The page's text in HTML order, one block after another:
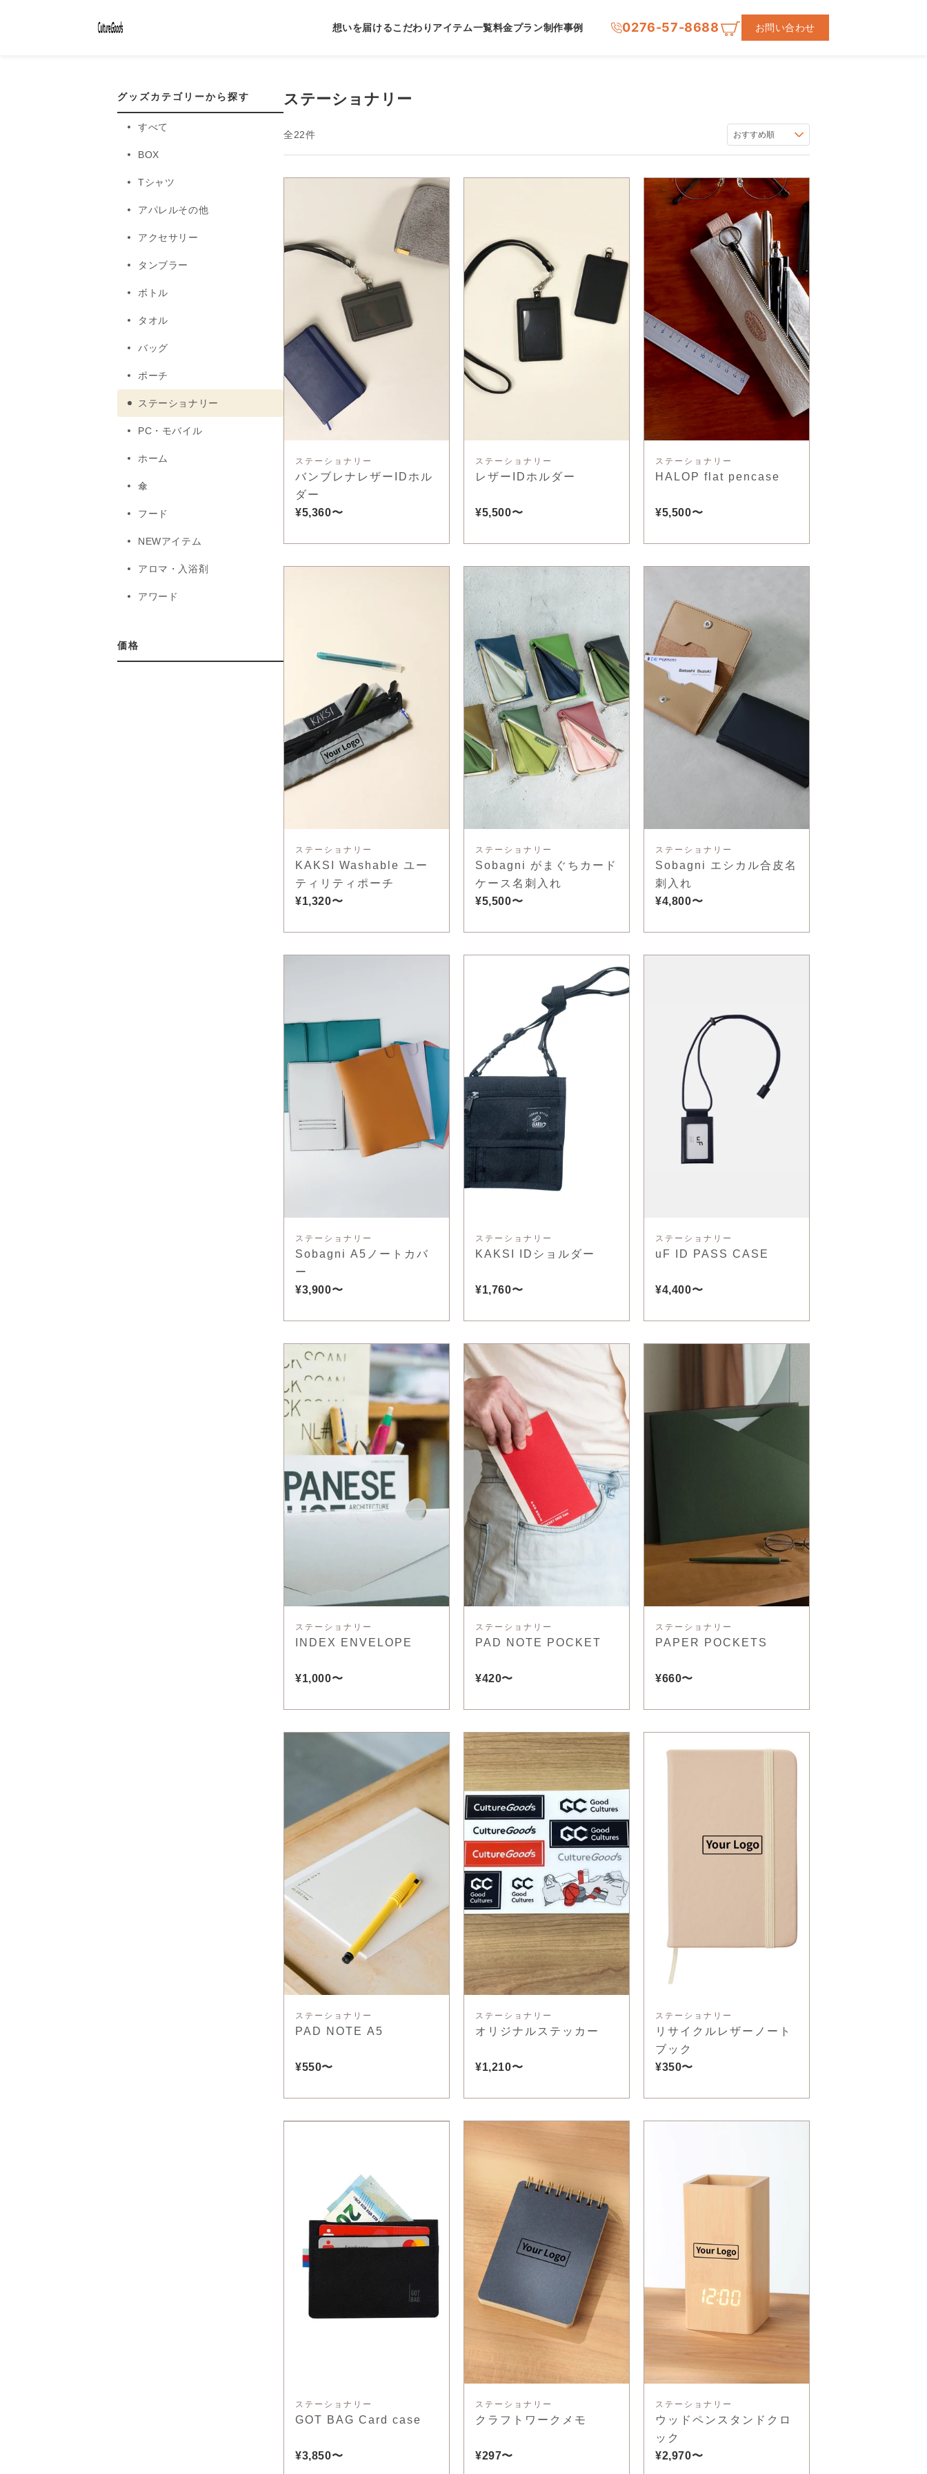
想いを届けるこだわり アイテム一覧料金プラン制作事例 0276-57-8688 お問い合わせ
グッズカテゴリーから探す
すべて
BOX
Tシャツ
アパレルその他
アクセサリー
タンブラー
ボトル
タオル
バッグ
ポーチ
ステーショナリー
PC・モバイル
ホーム
傘
フード
NEWアイテム
アロマ・入浴剤
アワード
価格
ステーショナリー
全22件 おすすめ順
ステーショナリー
バンブレナレザーIDホル
ダー
¥5,360〜
ステーショナリー
レザーIDホルダー
¥5,500〜
ステーショナリー
HALOP flat pencase
¥5,500〜
ステーショナリー
KAKSI Washable ユー
ティリティポーチ
¥1,320〜
ステーショナリー
Sobagni がまぐちカード
ケース名刺入れ
¥5,500〜
ステーショナリー
Sobagni エシカル合皮名
刺入れ
¥4,800〜
ステーショナリー
Sobagni A5ノートカバ
ー
¥3,900〜
ステーショナリー
KAKSI IDショルダー
¥1,760〜
ステーショナリー
uF ID PASS CASE
¥4,400〜
ステーショナリー
INDEX ENVELOPE
¥1,000〜
ステーショナリー
PAD NOTE POCKET
¥420〜
ステーショナリー
PAPER POCKETS
¥660〜
ステーショナリー
PAD NOTE A5
¥550〜
ステーショナリー
オリジナルステッカー
¥1,210〜
ステーショナリー
リサイクルレザーノート
ブック
¥350〜
ステーショナリー
GOT BAG Card case
¥3,850〜
ステーショナリー
クラフトワークメモ
¥297〜
ステーショナリー
ウッドペンスタンドクロ
ック
¥2,970〜